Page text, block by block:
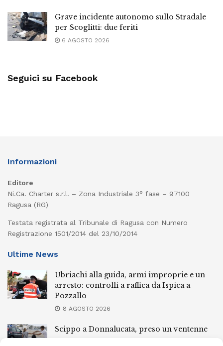
Grave incidente autonomo sullo Stradale
per Scoglitti: due feriti
6 AGOSTO 2026
Seguici su Facebook
Informazioni
Editore
Ni.Ca. Charter s.r.l. – Zona Industriale 3° fase – 97100
Ragusa (RG)
Testata registrata al Tribunale di Ragusa con Numero
Registrazione 1501/2014 del 23/10/2014
Ultime News
Ubriachi alla guida, armi improprie e un
arresto: controlli a raffica da Ispica a
Pozzallo
8 AGOSTO 2026
Scippo a Donnalucata, preso un ventenne